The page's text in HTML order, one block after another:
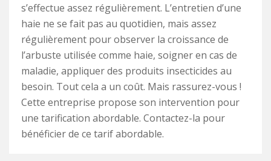
s’effectue assez régulièrement. L’entretien d’une
haie ne se fait pas au quotidien, mais assez
régulièrement pour observer la croissance de
l’arbuste utilisée comme haie, soigner en cas de
maladie, appliquer des produits insecticides au
besoin. Tout cela a un coût. Mais rassurez-vous !
Cette entreprise propose son intervention pour
une tarification abordable. Contactez-la pour
bénéficier de ce tarif abordable.